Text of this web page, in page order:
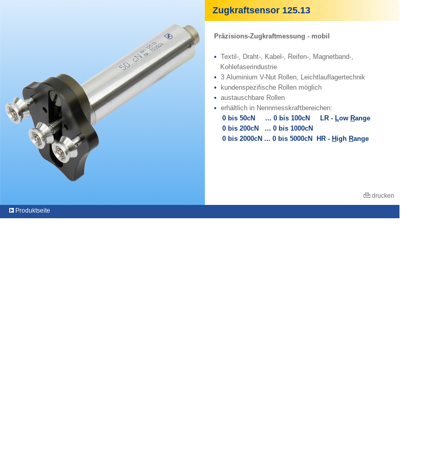
drucken
Zugkraftsensor 125.13
Präzisions-Zugkraftmessung - mobil
• Textil-, Draht-, Kabel-, Reifen-, Magnetband-,
Kohlefaserindustrie
• 3 Aluminium V-Nut Rollen, Leichtlauflagertechnik
•
kundenspezifische Rollen möglich
• austauschbare Rollen
• erhältlich in Nennmesskraftbereichen:
0 bis 50cN ... 0 bis 100cN LR - Low Range
0 bis 200cN ... 0 bis 1000cN
0 bis 2000cN ... 0 bis 5000cN HR - H igh Range
Produktseite